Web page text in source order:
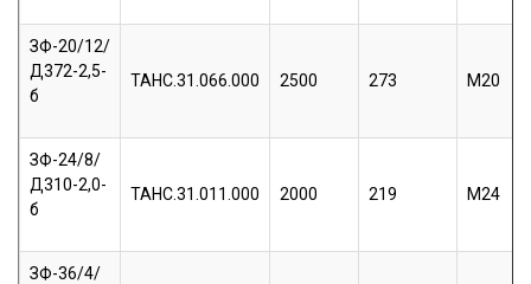
ЗФ-20/12/
Д372-2,5-
б
ТАНС.31.066.000 2500 273 М20
ЗФ-24/8/
Д310-2,0-
б
ТАНС.31.011.000 2000 219 М24
ЗФ-36/4/